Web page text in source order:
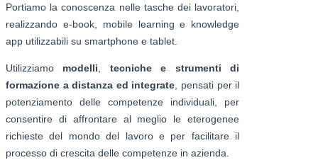
Portiamo la conoscenza nelle tasche dei lavoratori,
realizzando e-book, mobile learning e knowledge
app utilizzabili su smartphone e tablet.
Utilizziamo modelli
tecniche e strumenti di
formazione a distanza ed integrate , pensati per il
potenziamento delle competenze individuali, per
consentire di affrontare al meglio le eterogenee
richieste del mondo del lavoro e per facilitare il
processo di crescita delle competenze in azienda.